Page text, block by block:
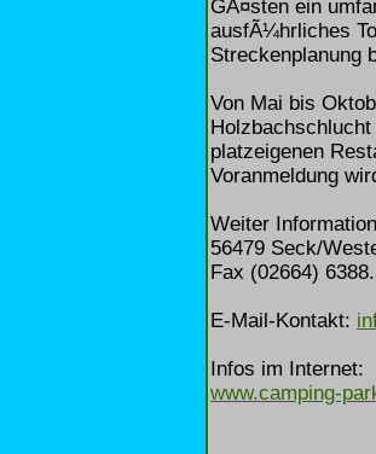
GÃ¤sten ein
ausfÃ¼hrliches
Streckenplanung
Von Mai bis
platzeigenen
Voranmeldung
Weiter
56479 Seck/
Fax (02664) 6388.
E-Mail-Kontakt:
Infos im Internet:
www.camping-